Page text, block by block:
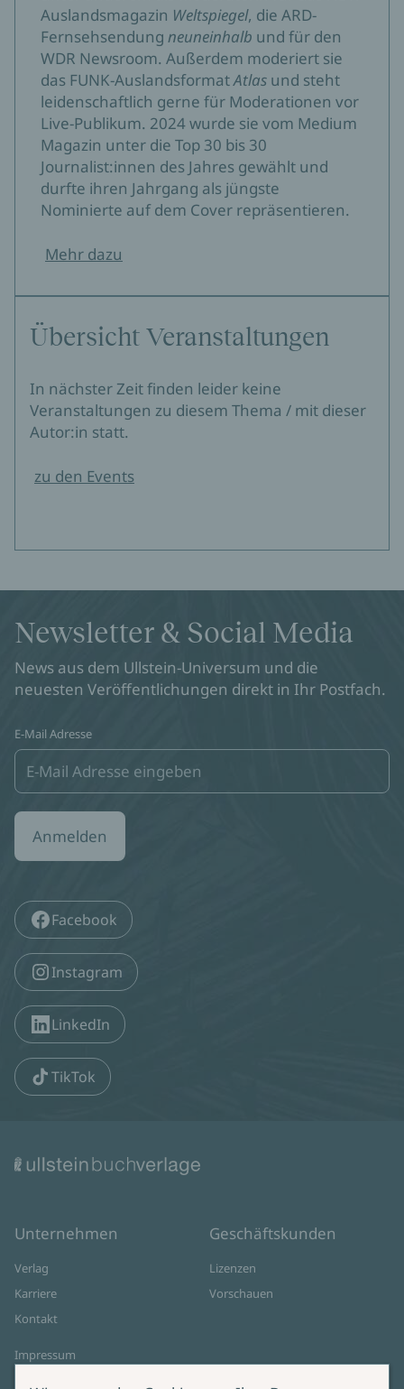
Auslandsmagazin Weltspiegel, die ARD-
Fernsehsendung neuneinhalb und für den
WDR Newsroom. Außerdem moderiert sie
das FUNK-AuslandsformatAtlas und steht
leidenschaftlich gerne für Moderationen vor
Live-Publikum. 2024 wurde sie vom Medium
Magazin unter die Top 30 bis 30
Journalist:innen des Jahres gewählt und
durfte ihren Jahrgang als jüngste
Nominierte auf dem Cover repräsentieren.
Mehr dazu
Übersicht Veranstaltungen
In nächster Zeit finden leider keine
Veranstaltungen zu diesem Thema / mit dieser
Autor:in statt.
zu den Events
Newsletter & Social Media
News aus dem Ullstein-Universum und die
neuesten Veröffentlichungen direkt in Ihr Postfach.
E-Mail Adresse
Anmelden
Facebook
Instagram
LinkedIn
TikTok
Unternehmen
Verlag
Karriere
Kontakt
Impressum
Geschäftskunden
Lizenzen
Vorschauen